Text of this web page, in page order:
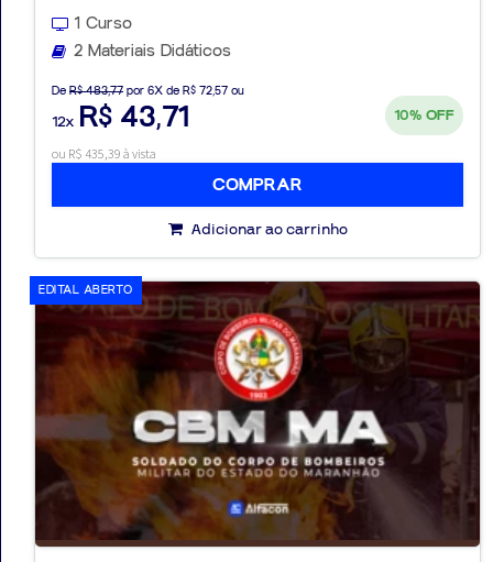
1 Curso
2 Materiais Didáticos
De R$ 483,77 por 6X de R$ 72,57 ou
12x R$ 43,71 10% OFF
ou R$ 435,39 à vista
COMPRAR
Adicionar ao carrinho
EDITAL ABERTO